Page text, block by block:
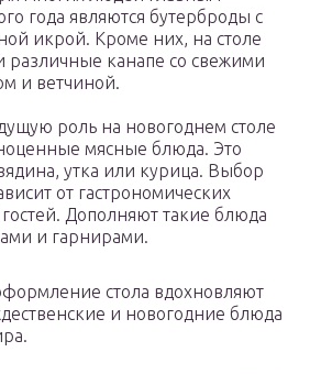
года являются бутерброды с
икрой. Кроме них, на столе
различные канапе со свежими
и ветчиной.
роль на новогоднем столе
мясные блюда. Это
утка или курица. Выбор
от гастрономических
Дополняют такие блюда
и гарнирами.
стола вдохновляют
и новогодние блюда